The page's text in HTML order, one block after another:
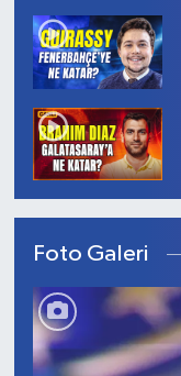
Foto Galeri